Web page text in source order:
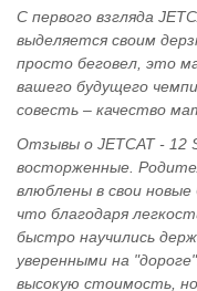
С первого взгляда
выделяется своим
просто беговел, это
вашего будущего
совесть – качество
Отзывы о JETCAT - 12
восторженные.
влюблены в свои
что благодаря
быстро научились
уверенными на
высокую стоимость,